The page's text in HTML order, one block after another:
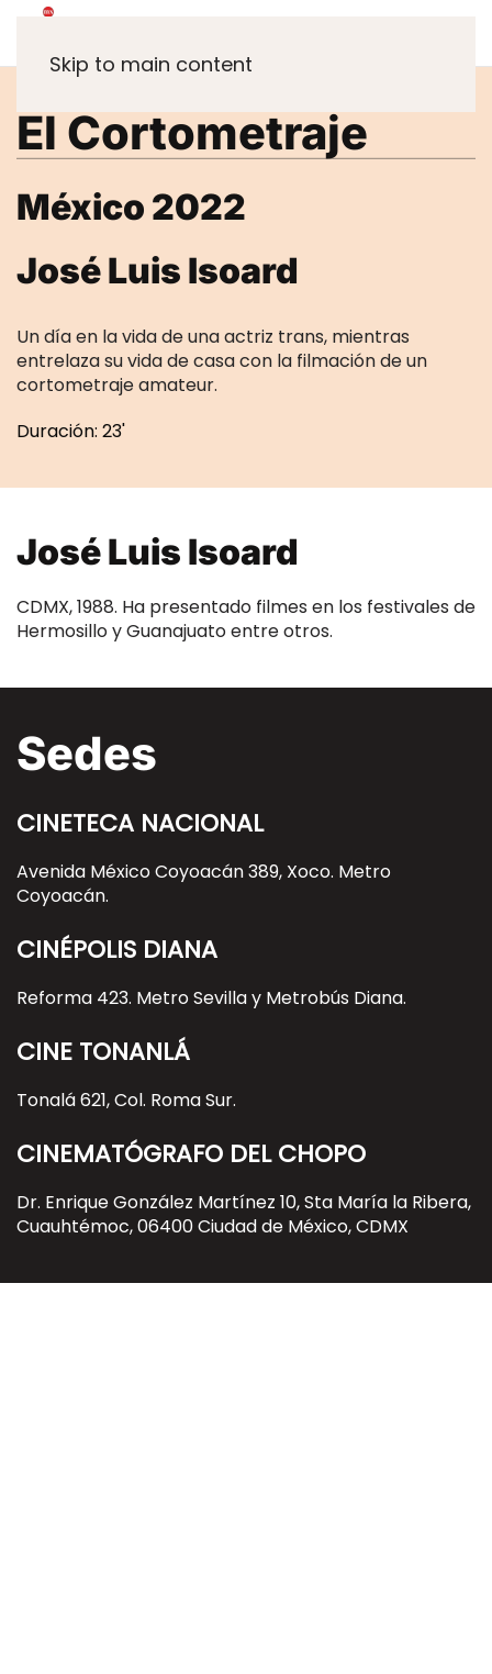
Skip to main content
El Cortometraje
México 2022
José Luis Isoard
Un día en la vida de una actriz trans, mientras
entrelaza su vida de casa con la filmación de un
cortometraje amateur.
Duración: 23'
José Luis Isoard
CDMX, 1988. Ha presentado filmes en los festivales de
Hermosillo y Guanajuato entre otros.
Sedes
CINETECA NACIONAL
Avenida México Coyoacán 389, Xoco. Metro
Coyoacán.
CINÉPOLIS DIANA
Reforma 423. Metro Sevilla y Metrobús Diana.
CINE TONANLÁ
Tonalá 621, Col. Roma Sur.
CINEMATÓGRAFO DEL CHOPO
Dr. Enrique González Martínez 10, Sta María la Ribera,
Cuauhtémoc, 06400 Ciudad de México, CDMX